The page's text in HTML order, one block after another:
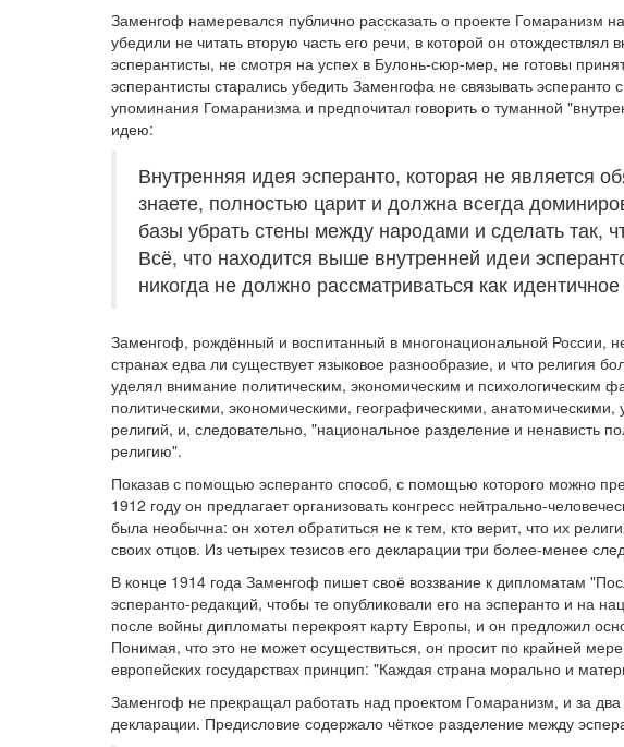
Заменгоф намеревался публично рассказать о проекте Гомаранизм
убедили не читать вторую часть его речи, в которой он
эсперантисты, не смотря на успех в Булонь-сюр-мер, не готовы
эсперантисты старались убедить Заменгофа не связывать
упоминания Гомаранизма и предпочитал говорить о туманной
идею:
Внутренняя идея эсперанто, которая не является
знаете, полностью царит и должна всегда
базы убрать стены между народами и сделать так,
Всё, что находится выше внутренней идеи
никогда не должно рассматриваться как
Заменгоф, рождённый и воспитанный в многонациональной России,
странах едва ли существует языковое разнообразие, и что религия
уделял внимание политическим, экономическим и психологическим
политическими, экономическими, географическими,
религий, и, следовательно, "национальное разделение и ненависть
религию".
Показав с помощью эсперанто способ, с помощью которого можно
1912 году он предлагает организовать конгресс нейтрально-
была необычна: он хотел обратиться не к тем, кто верит, что их
своих отцов. Из четырех тезисов его декларации три более-менее
В конце 1914 года Заменгоф пишет своё воззвание к дипломатам
эсперанто-редакций, чтобы те опубликовали его на эсперанто и на
после войны дипломаты перекроят карту Европы, и он предложил
Понимая, что это не может осуществиться, он просит по крайней
европейских государствах принцип: "Каждая страна морально и
Заменгоф не прекращал работать над проектом Гомаранизм, и за
декларации. Предисловие содержало чёткое разделение между